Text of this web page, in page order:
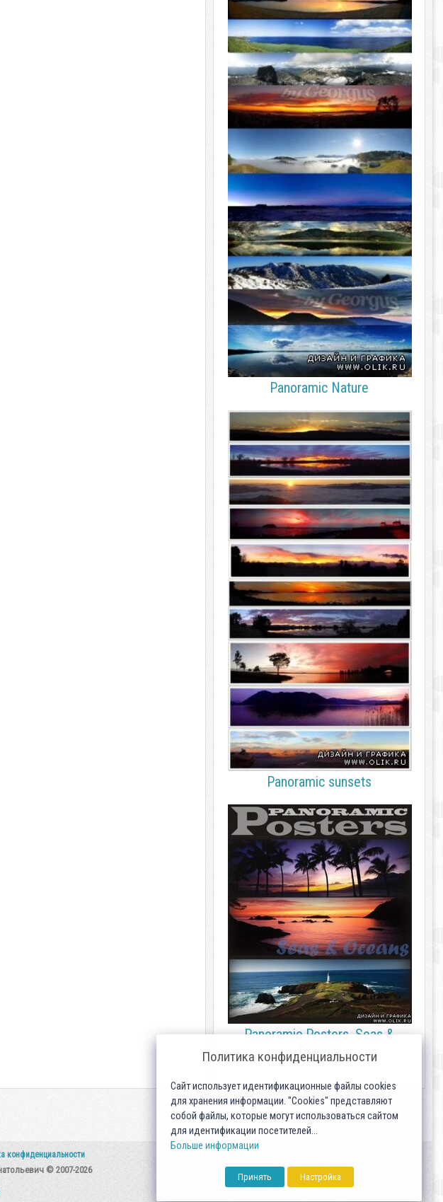
Panoramic Nature
Panoramic sunsets
Panoramic Posters. Seas &
Oceans
конфиденциальности
© 2007-2026
Политика конфиденциальности
Сайт использует идентификационные файлы cookies
для хранения информации. "Cookies" представляют
собой файлы, которые могут использоваться сайтом
для идентификации посетителей...
Больше информации
Принять Настройка